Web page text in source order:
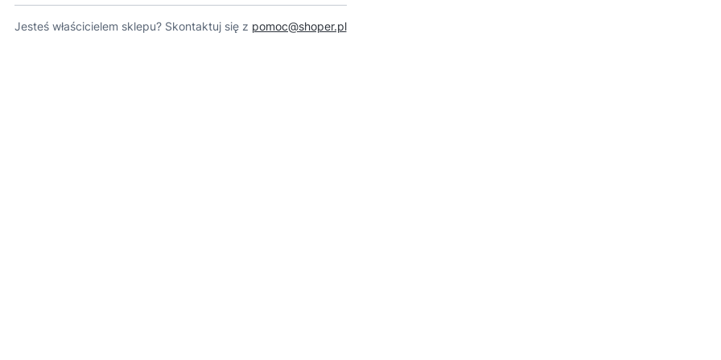
Jesteś właścicielem sklepu? Skontaktuj się z pomoc@shoper.pl